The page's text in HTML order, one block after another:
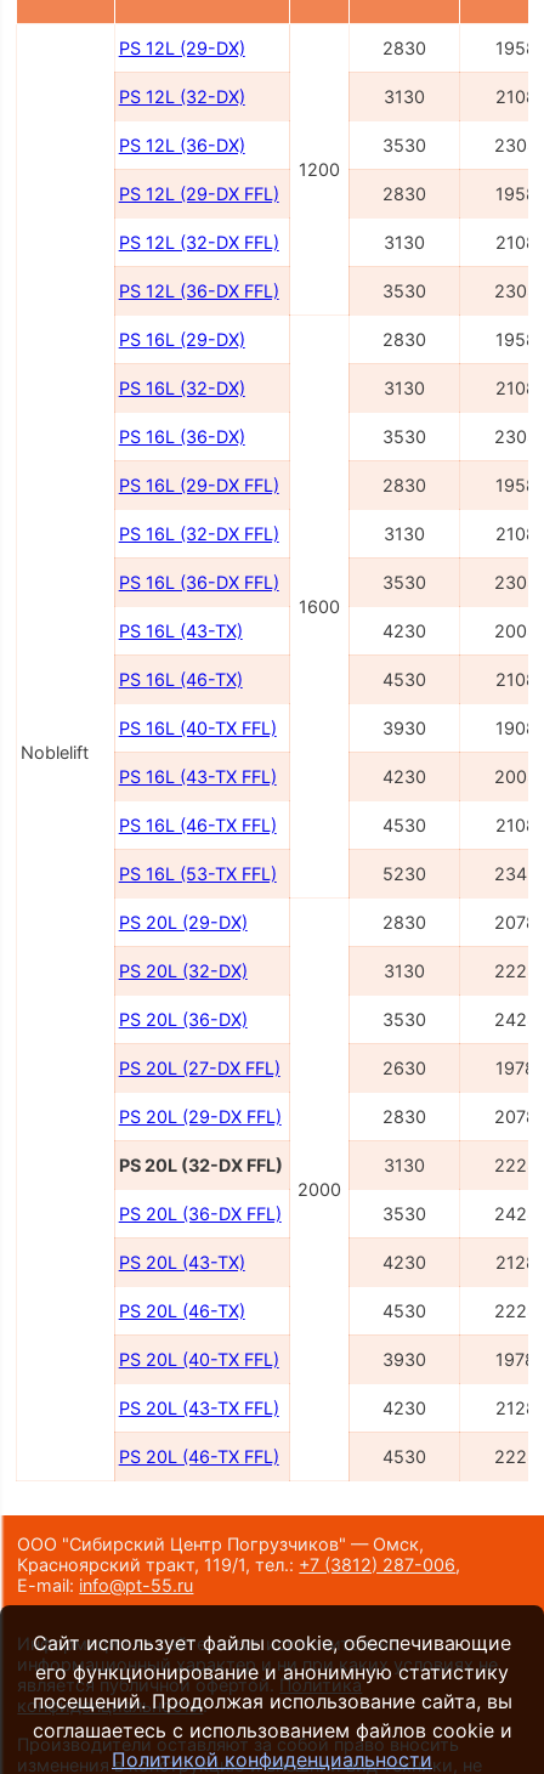
Noblelift
PS 12L (29-DX)
1200
2830 1958
PS 12L (32-DX) 3130 2108
PS 12L (36-DX) 3530 2308
PS 12L (29-DX FFL) 2830 1958
PS 12L (32-DX FFL) 3130 2108
PS 12L (36-DX FFL) 3530 2308
PS 16L (29-DX)
1600
2830 1958
PS 16L (32-DX) 3130 2108
PS 16L (36-DX) 3530 2308
PS 16L (29-DX FFL) 2830 1958
PS 16L (32-DX FFL) 3130 2108
PS 16L (36-DX FFL) 3530 2308
PS 16L (43-TX) 4230 2008
PS 16L (46-TX) 4530 2108
PS 16L (40-TX FFL) 3930 1908
PS 16L (43-TX FFL) 4230 2008
PS 16L (46-TX FFL) 4530 2108
PS 16L (53-TX FFL) 5230 2343
PS 20L (29-DX)
2000
2830 2078
PS 20L (32-DX) 3130 2228
PS 20L (36-DX) 3530 2428
PS 20L (27-DX FFL) 2630 1978
PS 20L (29-DX FFL) 2830 2078
PS 20L (32-DX FFL) 3130 2228
PS 20L (36-DX FFL) 3530 2428
PS 20L (43-TX) 4230 2128
PS 20L (46-TX) 4530 2228
PS 20L (40-TX FFL) 3930 1978
PS 20L (43-TX FFL) 4230 2128
PS 20L (46-TX FFL) 4530 2228
ООО "Сибирский Центр Погрузчиков" — Омск,
Красноярский тракт, 119/1,тел.: +7 (3812) 287-006,
E-mail: info@pt-55.ru
Информация на сайте носит исключительно
информационный характер и ни при каких условиях не
является публичной офертой. Политика
конфиденциальности.
Производители оставляют за собой право вносить
изменения в конструкцию и внешний вид техники, не
Сайт использует файлы cookie, обеспечивающие
его функционирование и анонимную статистику
посещений. Продолжая использование сайта, вы
соглашаетесь с использованием файлов cookie и
Политикой конфиденциальности